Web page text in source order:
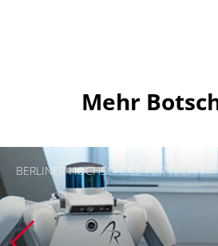
Mehr
BERLINER HOCHSCHULE FÜR TECHNIK